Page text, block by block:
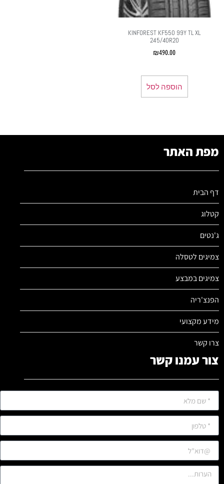
KINFOREST KF550 99Y TL XL
245/40R20
₪490.00
הוספה לסל
מפת האתר
דף הבית
קטלוג
ג'נטים
צמיגים לטסלה
צמיגים במבצע
הפנצ'ריה
מידע מקצועי
צרו קשר
צור עמנו קשר